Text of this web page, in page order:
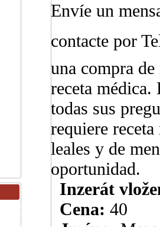
Envíe un
contacte por
una compra
receta médica.
todas sus
requiere
leales y de
oportunidad.
Inzerát
Cena: 40